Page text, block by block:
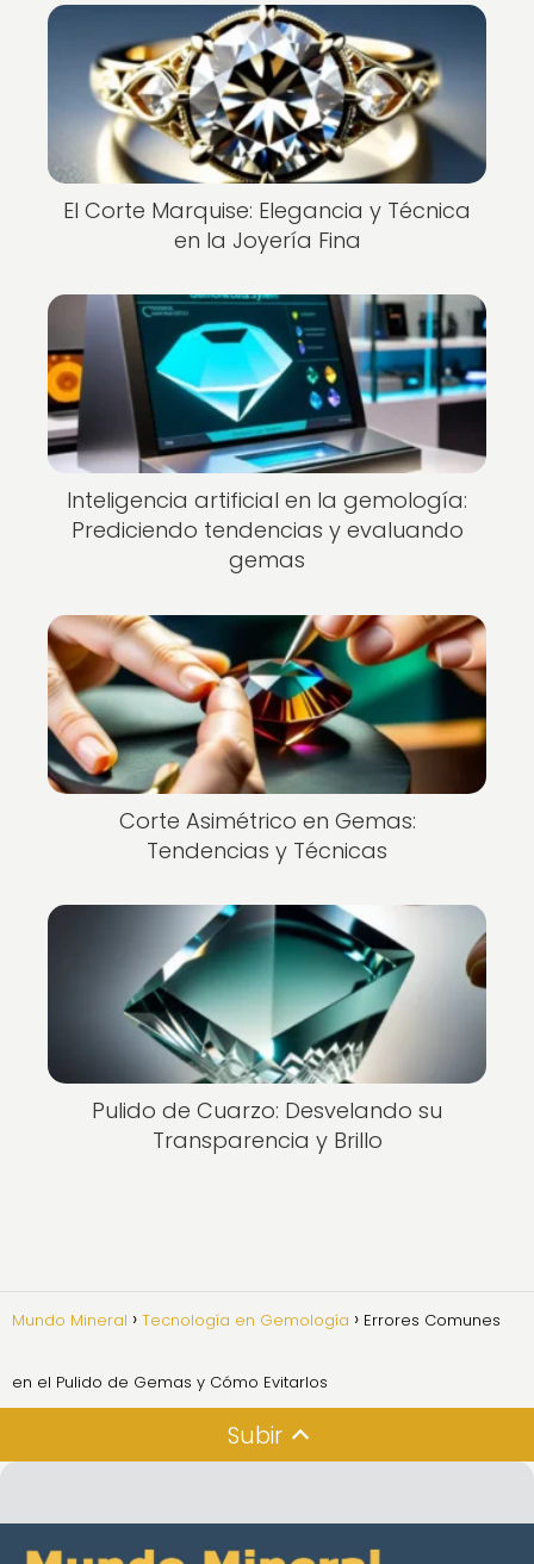
El Corte Marquise: Elegancia y Técnica
en la Joyería Fina
Inteligencia artificial en la gemología:
Prediciendo tendencias y evaluando
gemas
Corte Asimétrico en Gemas:
Tendencias y Técnicas
Pulido de Cuarzo: Desvelando su
Transparencia y Brillo
Mundo Mineral Tecnología en Gemología Errores Comunes
en el Pulido de Gemas y Cómo Evitarlos
Subir